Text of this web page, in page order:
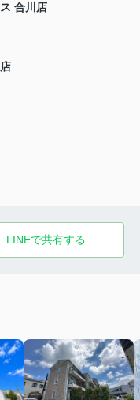
合川店
LINEで共有する